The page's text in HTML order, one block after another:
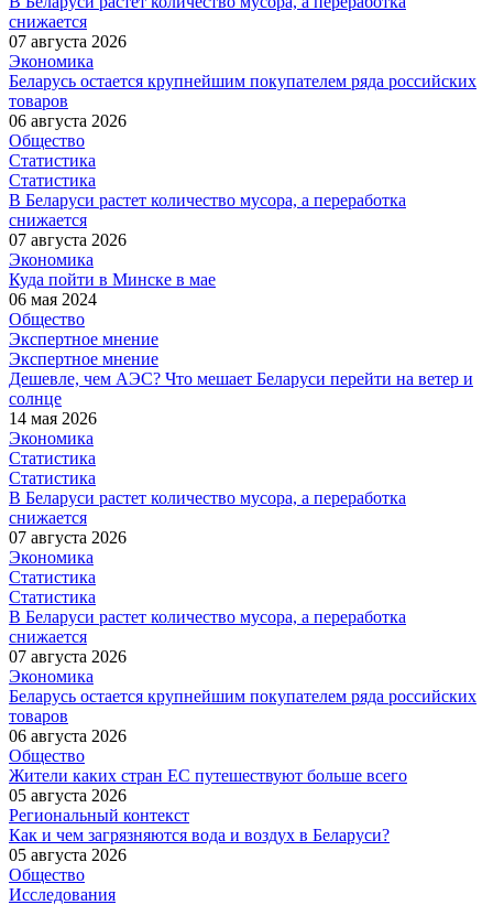
снижается
07 августа 2026
Экономика
Беларусь остается крупнейшим покупателем ряда российских
товаров
06 августа 2026
Общество
Статистика
Статистика
В Беларуси растет количество мусора, а переработка
снижается
07 августа 2026
Экономика
Куда пойти в Минске в мае
06 мая 2024
Общество
Экспертное мнение
Экспертное мнение
Дешевле, чем АЭС? Что мешает Беларуси перейти на ветер и
солнце
14 мая 2026
Экономика
Статистика
Статистика
В Беларуси растет количество мусора, а переработка
снижается
07 августа 2026
Экономика
Статистика
Статистика
В Беларуси растет количество мусора, а переработка
снижается
07 августа 2026
Экономика
Беларусь остается крупнейшим покупателем ряда российских
товаров
06 августа 2026
Общество
Жители каких стран ЕС путешествуют больше всего
05 августа 2026
Региональный контекст
Как и чем загрязняются вода и воздух в Беларуси?
05 августа 2026
Общество
Исследования